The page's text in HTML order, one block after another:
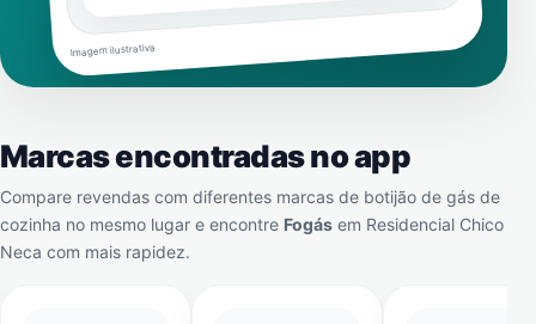
Imagem ilustrativa
Marcas encontradas no app
Compare revendas com diferentes marcas de botijão de gás de
cozinha no mesmo lugar e encontre Fogás em Residencial Chico
Neca com mais rapidez.